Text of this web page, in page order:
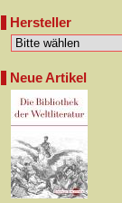
Hersteller
Neue Artikel